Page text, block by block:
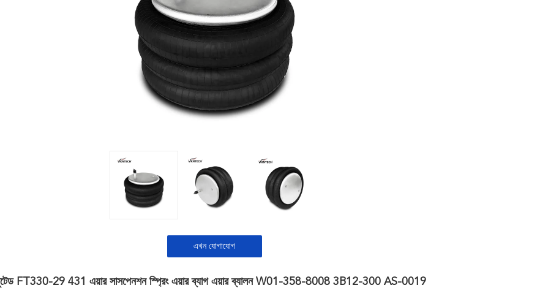
এখন যোগাযোগ
FT330-29 431 এয়ার সাসপেনশন স্প্রিং এয়ার ব্যাগ এয়ার ব্যালন W01-358-8008 3B12-300 AS-0019